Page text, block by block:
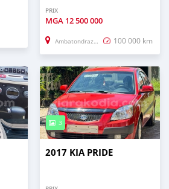
PRIX
MGA 12 500 000
Ambatondrazaka 100 000 km
3
2017 KIA PRIDE